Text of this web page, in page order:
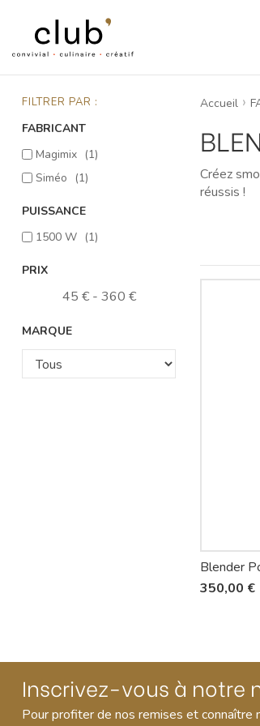
FILTRER PAR :
FABRICANT
Magimix (1)
Siméo
(1)
PUISSANCE
1500 W (1)
PRIX
45 € - 360 €
MARQUE
Accueil
Créez
réussis !
Blender
350,00 €
Inscrivez-vous à notre
Pour profiter de nos remises et connaître